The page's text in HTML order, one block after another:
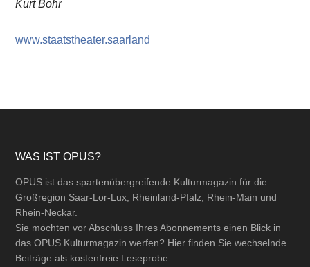
Kurt Bohr
www.staatstheater.saarland
Footer
WAS IST OPUS?
OPUS ist das spartenübergreifende Kulturmagazin für die
Großregion Saar-Lor-Lux, Rheinland-Pfalz, Rhein-Main und
Rhein-Neckar.
Sie möchten vor Abschluss Ihres Abonnements einen Blick in
das OPUS Kulturmagazin werfen? Hier finden Sie wechselnde
Beiträge als kostenfreie Leseprobe.